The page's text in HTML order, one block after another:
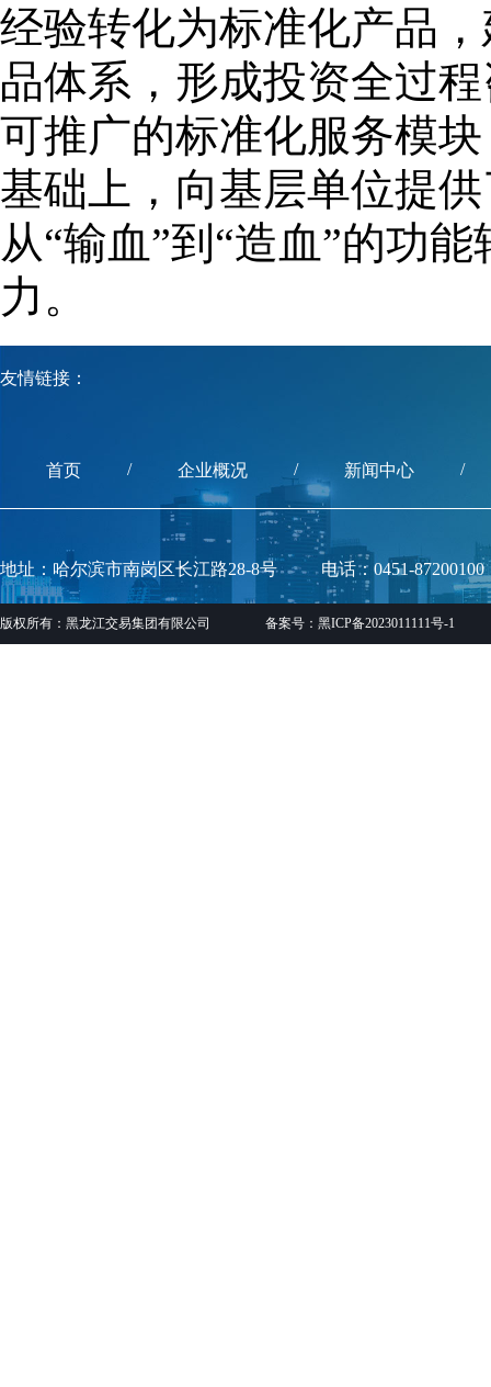
经验转化为标准化产品
品体系，形成投资全过
可推广的标准化服务模
基础上，向基层单位提
从“输血”到“造血”的功
力。
友情链接：
首页 / 企业概况 / 新闻中心 /
地址：哈尔滨市南岗区长江路28-8号 电话：0451-87200100
版权所有：黑龙江交易集团有限公司 备案号：黑ICP备2023011111号-1